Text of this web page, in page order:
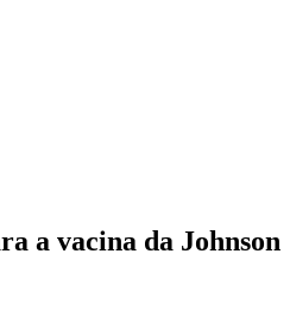
a vacina da Johnson